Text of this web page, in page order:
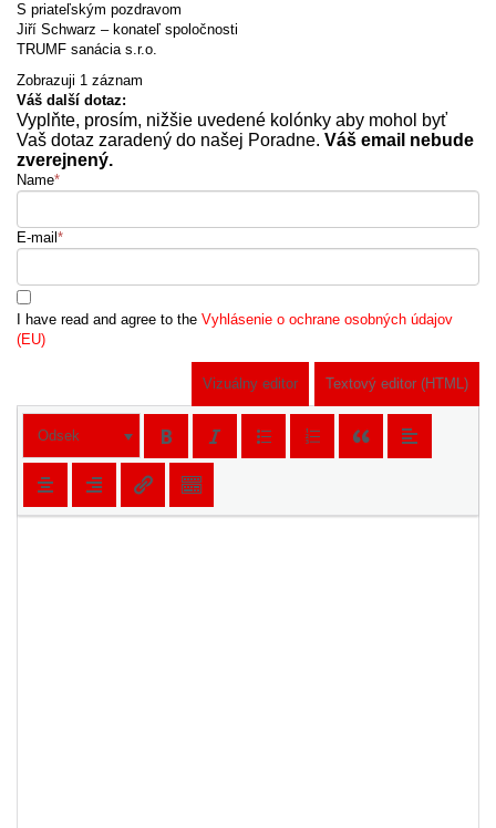
S priateľským pozdravom
Jiří Schwarz – konateľ spoločnosti
TRUMF sanácia s.r.o.
Zobrazuji 1 záznam
Váš další dotaz:
Vyplňte, prosím, nižšie uvedené kolónky aby mohol byť
Vaš dotaz zaradený do našej Poradne. Váš email nebude
zverejnený.
Name*
E-mail *
I have read and agree to the Vyhlásenie o ochrane osobných údajov
(EU)
Vizuálny editor Textový editor (HTML)
Odsek